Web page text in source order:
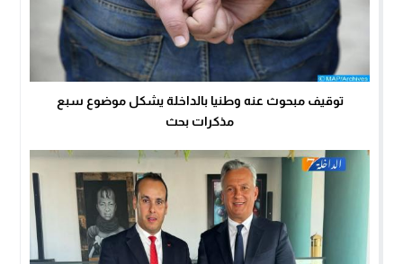
توقيف مبحوث عنه وطنيا بالداخلة يشكل موضوع سبع
مذكرات بحث